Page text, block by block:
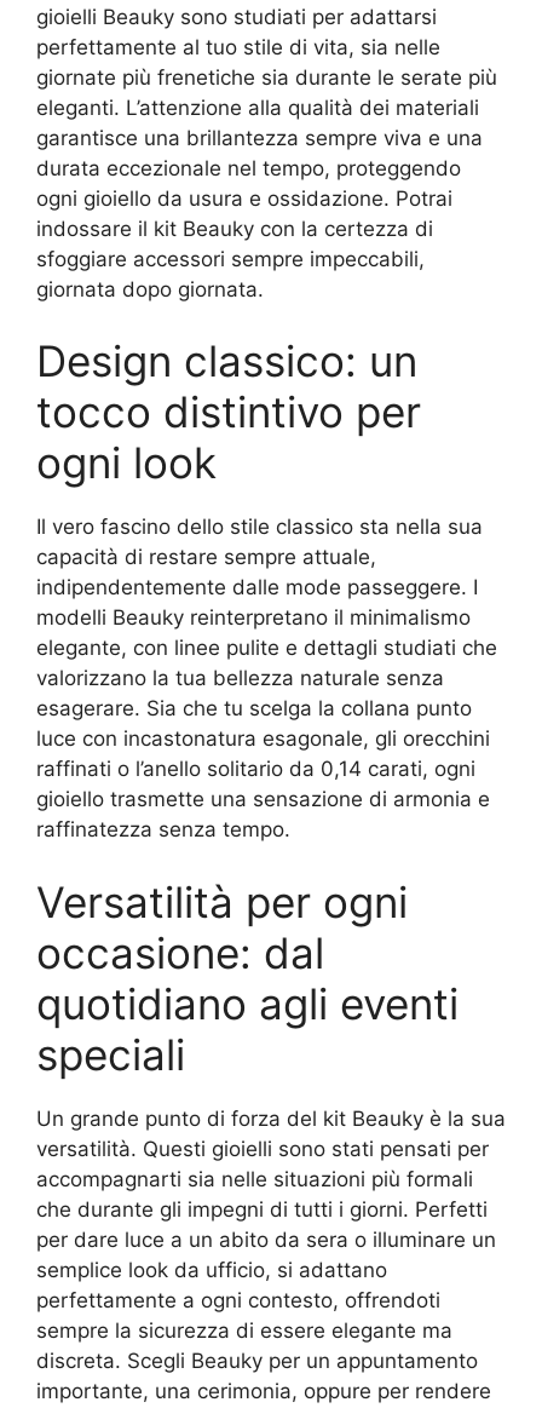
gioielli Beauky sono studiati per adattarsi
perfettamente al tuo stile di vita, sia nelle
giornate più frenetiche sia durante le serate più
eleganti. L’attenzione alla qualità dei materiali
garantisce una brillantezza sempre viva e una
durata eccezionale nel tempo, proteggendo
ogni gioiello da usura e ossidazione. Potrai
indossare il kit Beauky con la certezza di
sfoggiare accessori sempre impeccabili,
giornata dopo giornata.
Design classico: un
tocco distintivo per
ogni look
Il vero fascino dello stile classico sta nella sua
capacità di restare sempre attuale,
indipendentemente dalle mode passeggere. I
modelli Beauky reinterpretano il minimalismo
elegante, con linee pulite e dettagli studiati che
valorizzano la tua bellezza naturale senza
esagerare. Sia che tu scelga la collana punto
luce con incastonatura esagonale, gli orecchini
raffinati o l’anello solitario da 0,14 carati, ogni
gioiello trasmette una sensazione di armonia e
raffinatezza senza tempo.
Versatilità per ogni
occasione: dal
quotidiano agli eventi
speciali
Un grande punto di forza del kit Beauky è la sua
versatilità. Questi gioielli sono stati pensati per
accompagnarti sia nelle situazioni più formali
che durante gli impegni di tutti i giorni. Perfetti
per dare luce a un abito da sera o illuminare un
semplice look da ufficio, si adattano
perfettamente a ogni contesto, offrendoti
sempre la sicurezza di essere elegante ma
discreta. Scegli Beauky per un appuntamento
importante, una cerimonia, oppure per rendere